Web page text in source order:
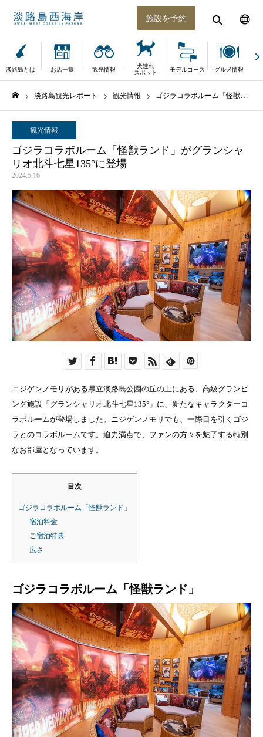
施設を予約
淡路島とは お店一覧 観光情報
犬連れ
スポット
モデルコース グルメ情報
淡路島観光レポート 観光情報 ゴジラコラボルーム「怪獣ランド」がグランシャリオ北斗七星135°に登場
観光情報
ゴジラコラボルーム「怪獣ランド」がグランシャ
リオ北斗七星135°に登場
2024.5.16
ニジゲンノモリがある県立淡路島公園の丘の上にある、高級グランピ
ング施設「グランシャリオ北斗七星135°」に、新たなキャラクターコ
ラボルームが登場しました。ニジゲンノモリでも、一際目を引くゴジ
ラとのコラボルームです。迫力満点で、ファンの方々を魅了する特別
なお部屋となっています。
目次
ゴジラコラボルーム「怪獣ランド」
宿泊料金
ご宿泊特典
広さ
ゴジラコラボルーム「怪獣ランド」